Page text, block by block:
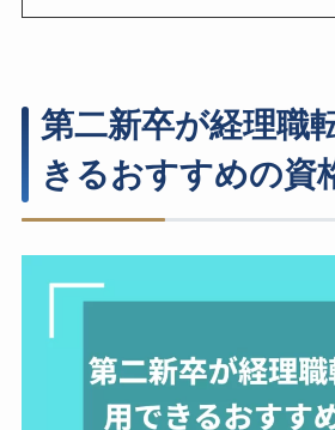
第二新卒が経理職
きるおすすめの資